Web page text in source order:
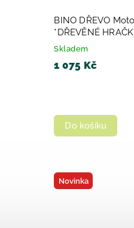
BINO DŘEVO
*DŘEVĚNÉ
Skladem
1 075 Kč
Do košíku
Novinka